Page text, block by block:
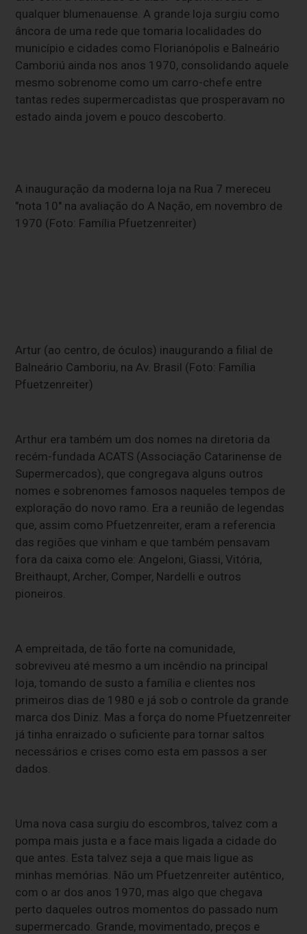
qualquer blumenauense. A grande loja surgiu como
âncora de uma rede que tomaria localidades do
município e cidades como Florianópolis e Balneário
Camboriú ainda nos anos 1970, consolidando aquele
mesmo sobrenome como um carro-chefe entre
tantas redes supermercadistas que prosperavam no
estado ainda jovem e pouco descoberto.
A inauguração da moderna loja na Rua 7 mereceu
"nota 10" na avaliação do A Nação, em novembro de
1970 (Foto: Família Pfuetzenreiter)
Artur (ao centro, de óculos) inaugurando a filial de
Balneário Camboriu, na Av. Brasil (Foto: Família
Pfuetzenreiter)
Arthur era também um dos nomes na diretoria da
recém-fundada ACATS (Associação Catarinense de
Supermercados), que congregava alguns outros
nomes e sobrenomes famosos naqueles tempos de
exploração do novo ramo. Era a reunião de legendas
que, assim como Pfuetzenreiter, eram a referencia
das regiões que vinham e que também pensavam
fora da caixa como ele: Angeloni, Giassi, Vitória,
Breithaupt, Archer, Comper, Nardelli e outros
pioneiros.
A empreitada, de tão forte na comunidade,
sobreviveu até mesmo a um incêndio na principal
loja, tomando de susto a família e clientes nos
primeiros dias de 1980 e já sob o controle da grande
marca dos Diniz. Mas a força do nome Pfuetzenreiter
já tinha enraizado o suficiente para tornar saltos
necessários e crises como esta em passos a ser
dados.
Uma nova casa surgiu do escombros, talvez com a
pompa mais justa e a face mais ligada a cidade do
que antes. Esta talvez seja a que mais ligue as
minhas memórias. Não um Pfuetzenreiter autêntico,
com o ar dos anos 1970, mas algo que chegava
perto daqueles outros momentos do passado num
supermercado. Grande, movimentado, preços e